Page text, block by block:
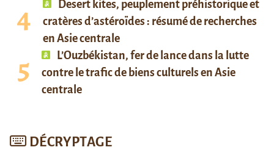
Desert kites, peuplement préhistorique et
cratères d’astéroïdes : résumé de recherches
en Asie centrale
L’Ouzbékistan, fer de lance dans la lutte
contre le trafic de biens culturels en Asie
centrale
DÉCRYPTAGE